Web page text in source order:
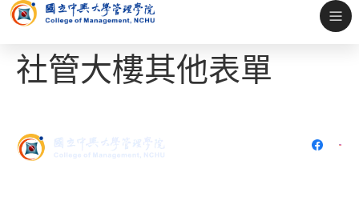
社管大樓其他表單